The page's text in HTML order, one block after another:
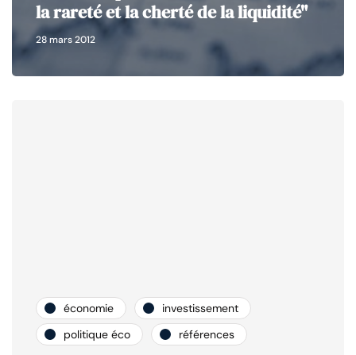
la rareté et la cherté de la liquidité"
28 mars 2012
économie
investissement
politique éco
références